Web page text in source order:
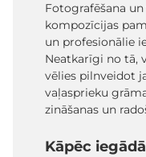
Fotografēšana
kompozīcijas
un profesionālie
Neatkarīgi no tā,
vēlies pilnveidot
vaļasprieku
zināšanas un
Kāpēc